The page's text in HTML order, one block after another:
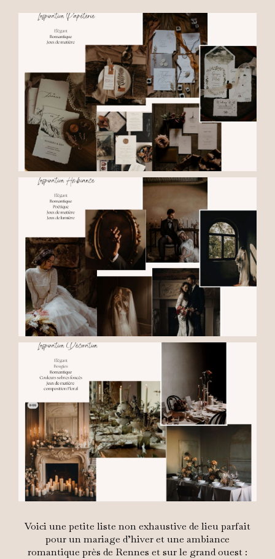
Voici une petite liste non exhaustive de lieu parfait
pour un mariage d’hiver et une ambiance
romantique près de Rennes et sur le grand ouest :